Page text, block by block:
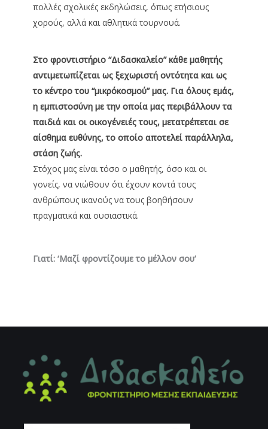
πολλές σχολικές εκδηλώσεις, όπως ετήσιους
χορούς, αλλά και αθλητικά τουρνουά.
Στο φροντιστήριο “Διδασκαλείο” κάθε μαθητής
αντιμετωπίζεται ως ξεχωριστή οντότητα και ως
το κέντρο του “μικρόκοσμού” μας. Για όλους εμάς,
η εμπιστοσύνη με την οποία μας περιβάλλουν τα
παιδιά και οι οικογένειές τους, μετατρέπεται σε
αίσθημα ευθύνης, το οποίο αποτελεί παράλληλα,
στάση ζωής.
Στόχος μας είναι τόσο ο μαθητής, όσο και οι
γονείς, να νιώθουν ότι έχουν κοντά τους
ανθρώπους ικανούς να τους βοηθήσουν
πραγματικά και ουσιαστικά.
Γιατί: ‘Μαζί φροντίζουμε το μέλλον σου’